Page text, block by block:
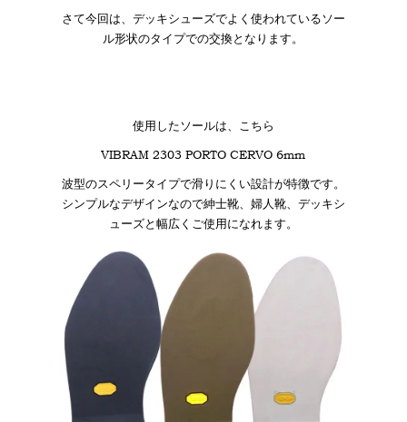
さて今回は、デッキシューズでよく使われているソー
ル形状のタイプでの交換となります。
使用したソールは、こちら
VIBRAM 2303 PORTO CERVO 6mm
波型のスペリータイプで滑りにくい設計が特徴です。
シンプルなデザインなので紳士靴、婦人靴、デッキシ
ューズと幅広くご使用になれます。